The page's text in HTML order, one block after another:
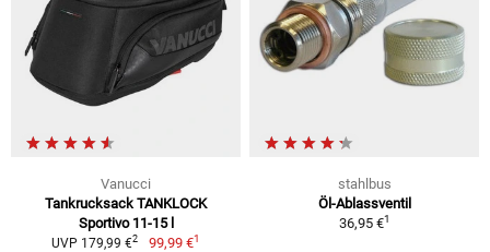
Vanucci
Tankrucksack TANKLOCK
Sportivo 11-15 l
UVP 179,99 €2 99,99 €1
stahlbus
Öl-Ablassventil
36,95 €1